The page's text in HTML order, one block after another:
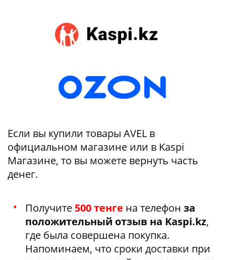
Если вы купили товары AVEL в
официальном магазине или в Kaspi
Магазине, то вы можете вернуть часть
денег.
Получите 500 тенге на телефон за
положительный отзыв на Kaspi.kz,
где была совершена покупка.
Напоминаем, что сроки доставки при